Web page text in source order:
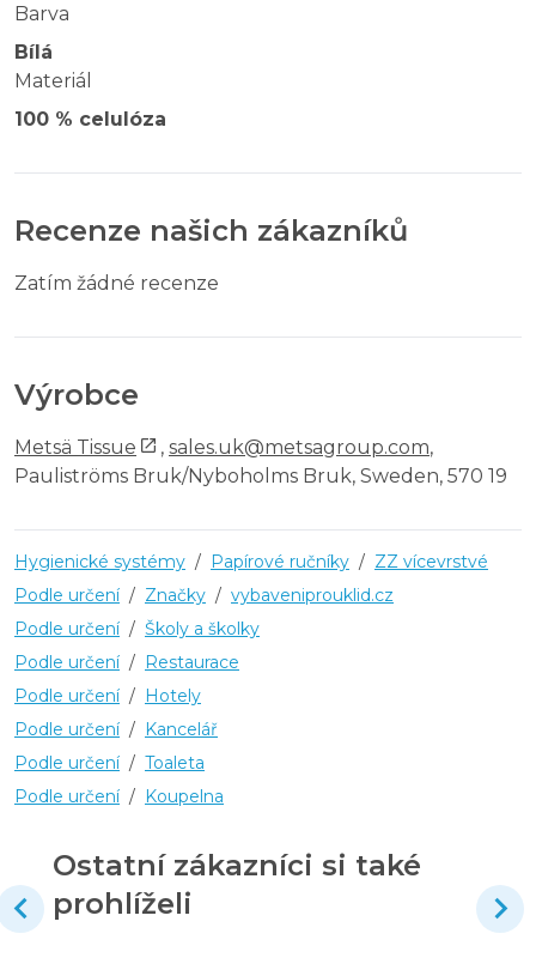
Barva
Bílá
Materiál
100 % celulóza
Recenze našich zákazníků
Zatím žádné recenze
Výrobce
Metsä Tissue , sales.uk@metsagroup.com,
Pauliströms Bruk/Nyboholms Bruk, Sweden, 570 19
Hygienické systémy / Papírové ručníky / ZZ vícevrstvé
Podle určení / Značky / vybaveniprouklid.cz
Podle určení / Školy a školky
Podle určení / Restaurace
Podle určení / Hotely
Podle určení / Kancelář
Podle určení / Toaleta
Podle určení / Koupelna
Ostatní zákazníci si také
prohlíželi